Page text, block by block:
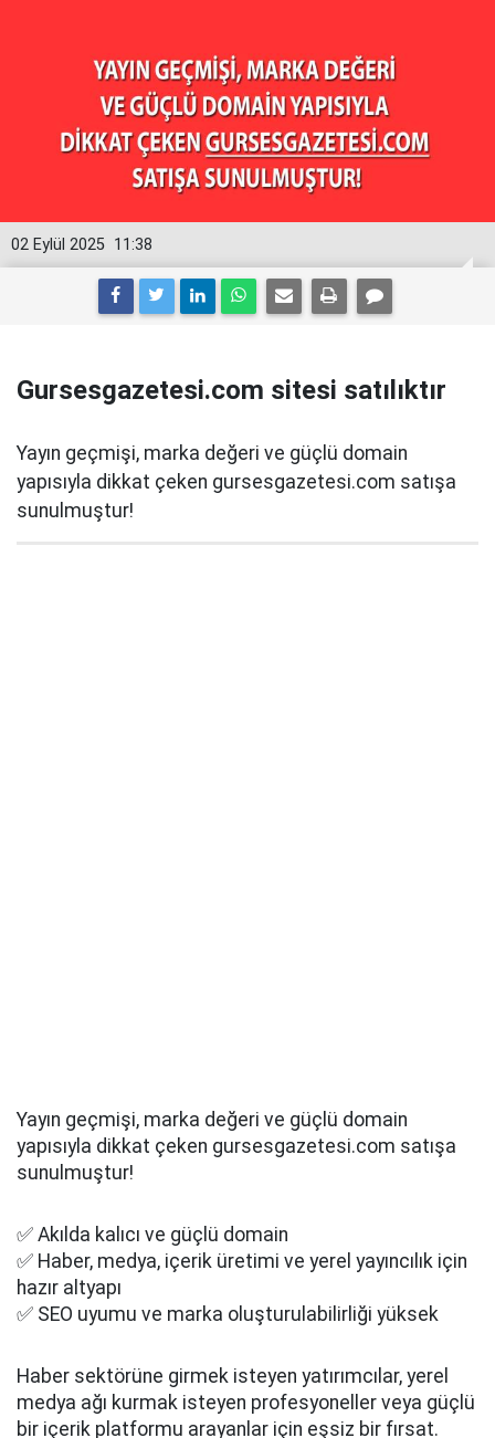
11:38
02 Eylül 2025
Gursesgazetesi.com sitesi satılıktır
Yayın geçmişi, marka değeri ve güçlü domain
yapısıyla dikkat çeken gursesgazetesi.com satışa
sunulmuştur!
Yayın geçmişi, marka değeri ve güçlü domain
yapısıyla dikkat çeken gursesgazetesi.com satışa
sunulmuştur!
✅ Akılda kalıcı ve güçlü domain
✅ Haber, medya, içerik üretimi ve yerel yayıncılık için
hazır altyapı
✅ SEO uyumu ve marka oluşturulabilirliği yüksek
Haber sektörüne girmek isteyen yatırımcılar, yerel
medya ağı kurmak isteyen profesyoneller veya güçlü
bir içerik platformu arayanlar için eşsiz bir fırsat.